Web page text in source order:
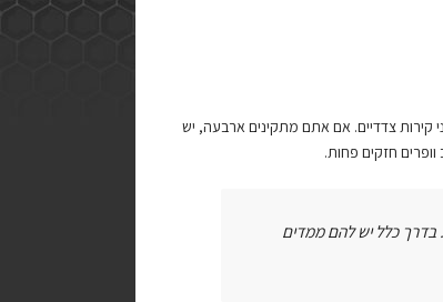
קירות צדדיים. אם אתם מתקינים ארבעה, יש
חזקים פחות.
בדרך כלל יש להם ממדים